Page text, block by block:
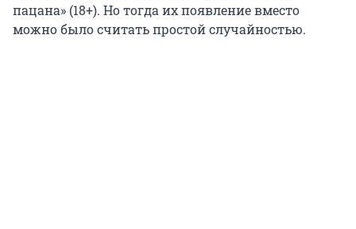
пацана» (18+). Но тогда их появление вместо
можно было считать простой случайностью.